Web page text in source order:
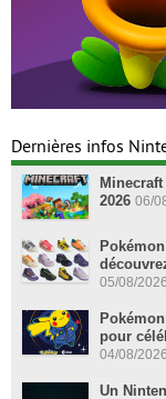
Dernières infos
2026 06/
05/08/2026
pour
04/08/2026
Un